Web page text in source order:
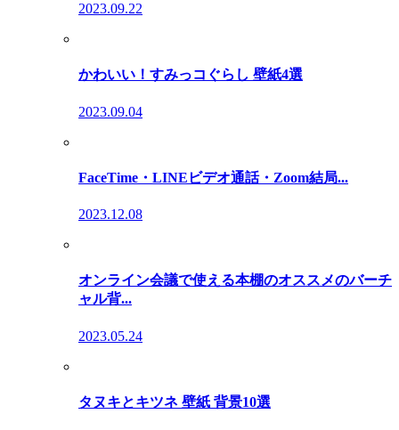
2023.09.22
かわいい！すみっコぐらし 壁紙4選
2023.09.04
FaceTime・LINEビデオ通話・Zoom結局...
2023.12.08
オンライン会議で使える本棚のオススメのバーチ
ャル背...
2023.05.24
タヌキとキツネ 壁紙 背景10選